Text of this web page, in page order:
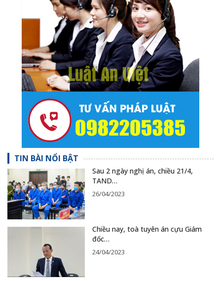
TIN BÀI NỔI BẬT
Sau 2 ngày nghị án, chiều 21/4,
TAND…
26/04/2023
Chiều nay, toà tuyên án cựu Giám
đốc…
24/04/2023